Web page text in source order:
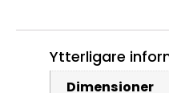
Ytterligare
Dimensioner